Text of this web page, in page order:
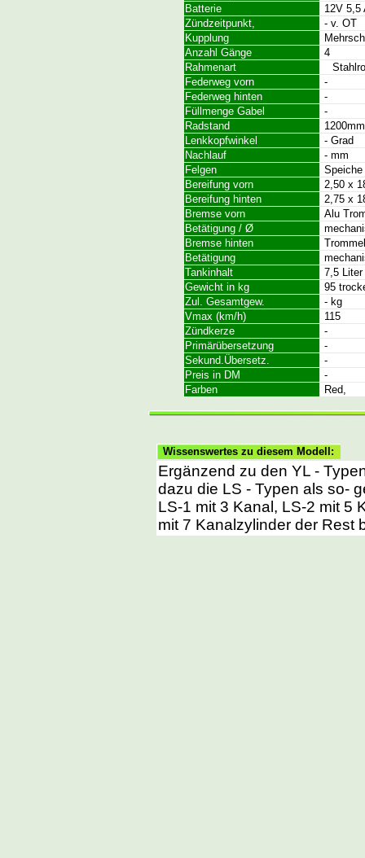
Batterie
12V 5,5
Zündzeitpunkt,
- v. OT
Kupplung
Anzahl Gänge
4
Rahmenart
Federweg vorn
-
Federweg hinten
-
Füllmenge Gabel
-
Radstand
1200mm
Lenkkopfwinkel
- Grad
Nachlauf
- mm
Felgen
Speiche
Bereifung vorn
2,50 x
Bereifung hinten
2,75 x
Bremse vorn
Alu
Betätigung / Ø
Bremse hinten
Betätigung
Tankinhalt
7,5 Liter
Gewicht in kg
95
Zul. Gesamtgew.
- kg
Vmax (km/h)
115
Zündkerze
-
Primärübersetzung
-
Sekund.Übersetz.
-
Preis in DM
-
Farben
Red,
Wissenswertes zu diesem Modell:
Ergänzend zu den YL -
dazu die LS - Typen als so-
LS-1 mit 3 Kanal, LS-2 mit 5
mit 7 Kanalzylinder der Rest